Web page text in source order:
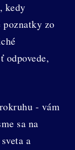
kedy
zo
odpovede,
- vám
sa na
a